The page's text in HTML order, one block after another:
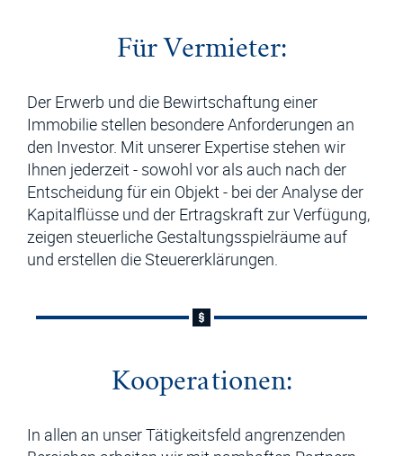
Für Vermieter:
Der Erwerb und die Bewirtschaftung einer
Immobilie stellen besondere Anforderungen an
den Investor. Mit unserer Expertise stehen wir
Ihnen jederzeit - sowohl vor als auch nach der
Entscheidung für ein Objekt - bei der Analyse der
Kapitalflüsse und der Ertragskraft zur Verfügung,
zeigen steuerliche Gestaltungsspielräume auf
und erstellen die Steuererklärungen.
Kooperationen:
In allen an unser Tätigkeitsfeld angrenzenden